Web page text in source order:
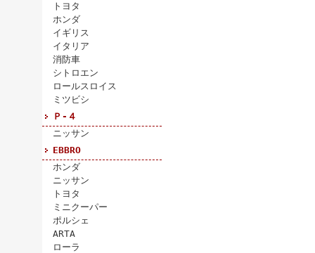
トヨタ
ホンダ
イギリス
イタリア
消防車
シトロエン
ロールスロイス
ミツビシ
Ｐ-４
ニッサン
EBBRO
ホンダ
ニッサン
トヨタ
ミニクーパー
ポルシェ
ARTA
ローラ